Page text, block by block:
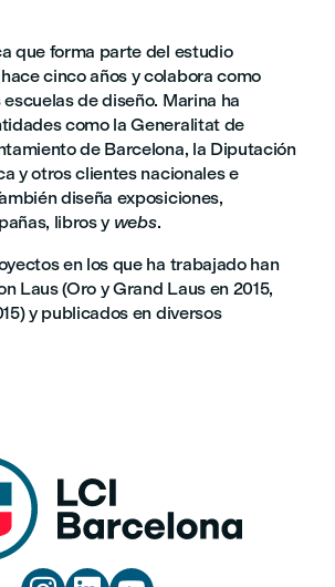
que forma parte del estudio
cinco años y colabora como
de diseño. Marina ha
como la Generalitat de
de Barcelona, la Diputación
y otros clientes nacionales e
diseña exposiciones,
libros y webs.
en los que ha trabajado han
Laus (Oro y Grand Laus en 2015,
y publicados en diversos